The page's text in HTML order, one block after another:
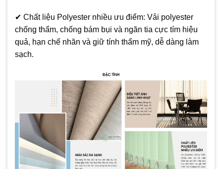
✔ Chất liệu Polyester nhiều ưu điểm: Vải polyester
chống thấm, chống bám bụi và ngăn tia cực tím hiệu
quả, hạn chế nhăn và giữ tính thẩm mỹ, dễ dàng làm
sạch.